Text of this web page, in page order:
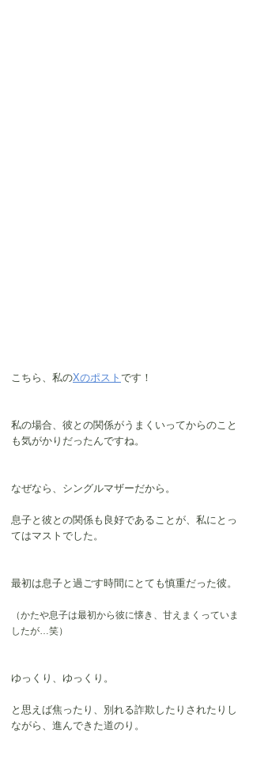
こちら、私のXのポスト です！
私の場合、彼との関係がうまくいってからのこと
も気がかりだったんですね。
なぜなら、シングルマザーだから。
息子と彼との関係も良好であることが、私にとっ
てはマストでした。
最初は息子と過ごす時間にとても慎重だった彼。
（かたや息子は最初から彼に懐き、甘えまくっていま
したが…笑）
ゆっくり、ゆっくり。
と思えば焦ったり、別れる詐欺したりされたりし
ながら、進んできた道のり。